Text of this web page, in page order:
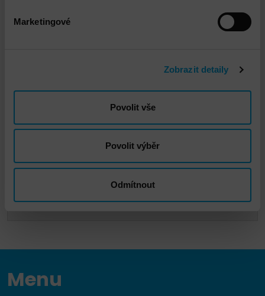
Marketingové
Zobrazit detaily
Povolit vše
Povolit výběr
Odmítnout
Vladimír Havelka
vhavelka@dns.cz
Menu